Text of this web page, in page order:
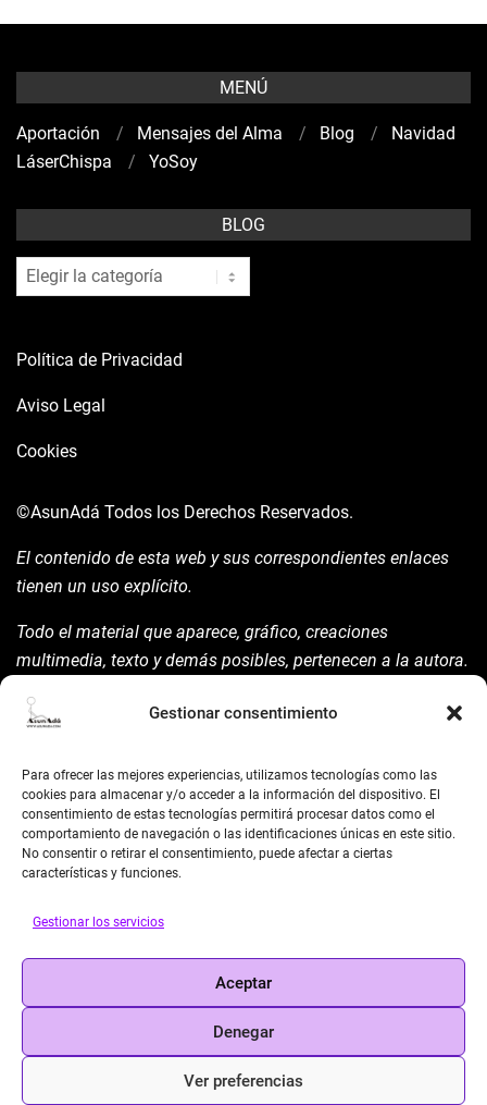
Gestionar consentimiento
Para ofrecer las mejores experiencias, utilizamos tecnologías como las
cookies para almacenar y/o acceder a la información del dispositivo. El
consentimiento de estas tecnologías permitirá procesar datos como el
comportamiento de navegación o las identificaciones únicas en este sitio.
No consentir o retirar el consentimiento, puede afectar a ciertas
características y funciones.
Gestionar los servicios
Aceptar
Denegar
Ver preferencias
MENÚ
Aportación Mensajes del Alma Blog
Navidad
LáserChispa
YoSoy
BLOG
blog
Política de Privacidad
Aviso Legal
Cookies
©AsunAdá Todos los Derechos Reservados.
El contenido de esta web y sus correspondientes enlaces
tienen un uso explícito.
Todo el material que aparece, gráfico, creaciones
multimedia, texto y demás posibles, pertenecen a la autora.
la mism para ello.
©AsunAdá ​Gracias.